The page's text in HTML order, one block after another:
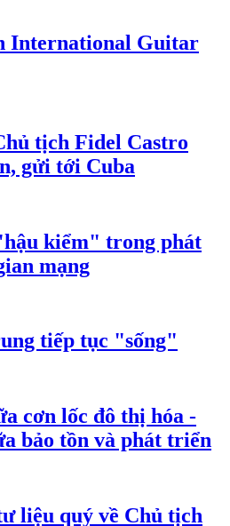
International Guitar
tịch Fidel Castro
gửi tới Cuba
kiểm" trong phát
mạng
tiếp tục "sống"
cơn lốc đô thị hóa -
bảo tồn và phát triển
liệu quý về Chủ tịch